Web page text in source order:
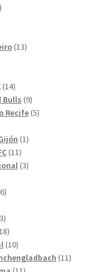
1313
1414
produkter
Bulls 99
produkter
Recife 55
11
1111
produkter
33
66
3
produkter
18
produkter
1010
produkter
1111